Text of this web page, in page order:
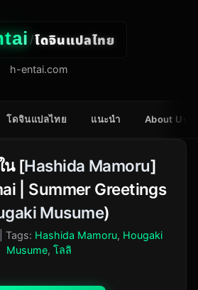
/โดจินแปลไทย
h-entai.com
โดจินแปลไทย แนะนำ About Us
น [Hashida Mamoru]
| Summer Greetings
Musume)
| Tags: Hashida Mamoru, Hougaki
Musume, โลลิ